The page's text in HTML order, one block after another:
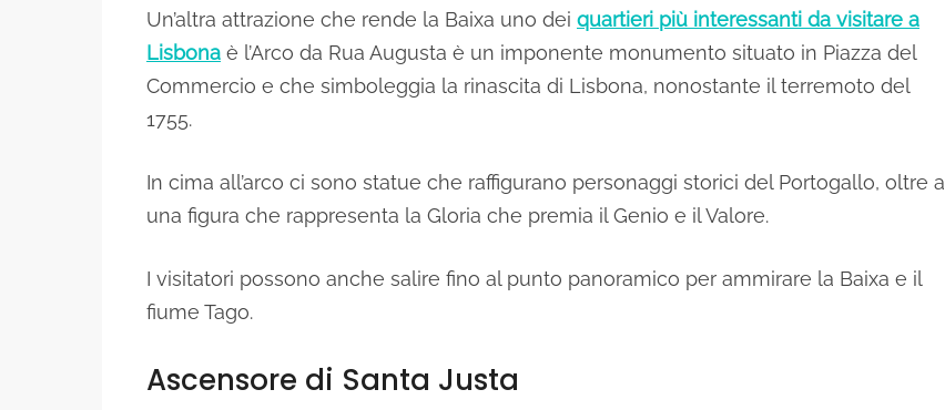
Un’altra attrazione che rende la Baixa uno dei quartieri più interessanti da visitare a
Lisbona è l’Arco da Rua Augusta è un imponente monumento situato in Piazza del
Commercio e che simboleggia la rinascita di Lisbona, nonostante il terremoto del
1755.
In cima all’arco ci sono statue che raffigurano personaggi storici del Portogallo, oltre a
una figura che rappresenta la Gloria che premia il Genio e il Valore.
I visitatori possono anche salire fino al punto panoramico per ammirare la Baixa e il
fiume Tago.
Ascensore di Santa Justa